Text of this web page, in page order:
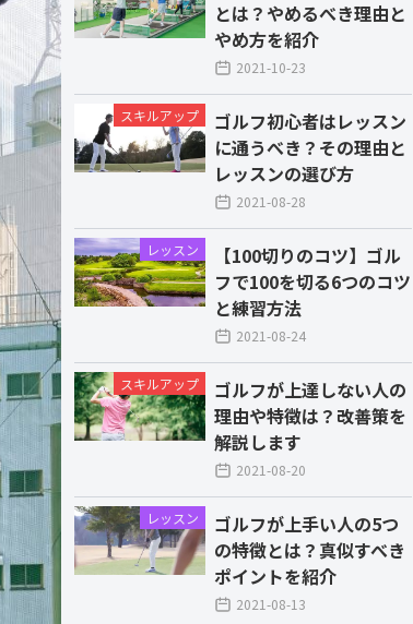
とは？やめるべき理由と
やめ方を紹介
2021-10-23
スキルアップ
ゴルフ初心者はレッスン
に通うべき？その理由と
レッスンの選び方
2021-08-28
レッスン
【100切りのコツ】ゴル
フで100を切る6つのコツ
と練習方法
2021-08-24
スキルアップ
ゴルフが上達しない人の
理由や特徴は？改善策を
解説します
2021-08-20
レッスン
ゴルフが上手い人の5つ
の特徴とは？真似すべき
ポイントを紹介
2021-08-13